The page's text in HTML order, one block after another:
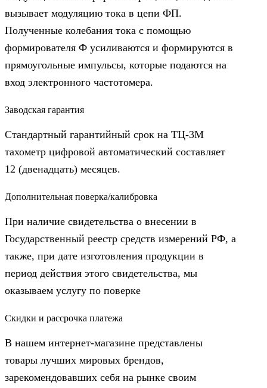
вызывает модуляцию тока в цепи ФП.
Полученные колебания тока с помощью
формирователя Ф усиливаются и формируются в
прямоугольные импульсы, которые подаются на
вход электронного частотомера.
Заводская гарантия
Стандартный гарантийный срок на ТЦ-3М
тахометр цифровой автоматический составляет
12 (двенадцать) месяцев.
Дополнительная поверка/калибровка
При наличие свидетельства о внесении в
Государственный реестр средств измерений РФ, а
также, при дате изготовления продукции в
период действия этого свидетельства, мы
оказываем услугу по поверке
Скидки и рассрочка платежа
В нашем интернет-магазине представлены
товары лучших мировых брендов,
зарекомендовавших себя на рынке своим